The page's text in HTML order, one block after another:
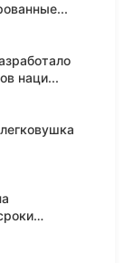
наци...